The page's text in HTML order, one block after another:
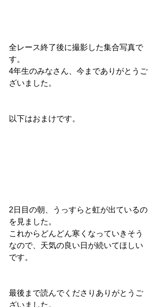
全レース終了後に撮影した集合写真で
す。
4年生のみなさん、今までありがとうご
ざいました。
以下はおまけです。
2日目の朝、うっすらと虹が出ているの
を見ました。
これからどんどん寒くなっていきそう
なので、天気の良い日が続いてほしい
です。
最後まで読んでくださりありがとうご
ざいました。